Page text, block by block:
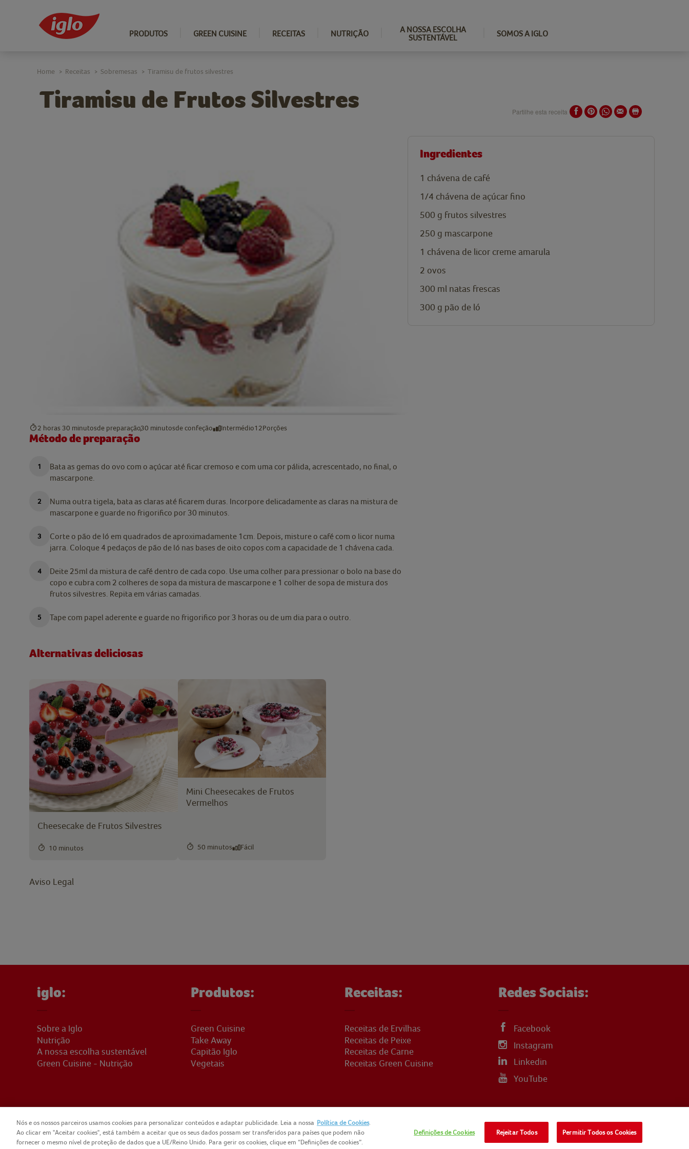
PRODUTOS GREEN CUISINE RECEITAS NUTRIÇÃO
A NOSSA ESCOLHA
SUSTENTÁVEL
SOMOS A IGLO
Tiramisu de Frutos Silvestres Partilhe esta receita
Home > Receitas > Sobremesas > Tiramisu de frutos silvestres
2 horas 30 minutosde preparação30 minutosde confeção Intermédio12Porções
Método de preparação
Bata as gemas do ovo com o açúcar até ficar cremoso e com uma cor pálida, acrescentado, no final, o
mascarpone.
Numa outra tigela, bata as claras até ficarem duras. Incorpore delicadamente as claras na mistura de
mascarpone e guarde no frigorifico por 30 minutos.
Corte o pão de ló em quadrados de aproximadamente 1cm. Depois, misture o café com o licor numa
jarra. Coloque 4 pedaços de pão de ló nas bases de oito copos com a capacidade de 1 chávena cada.
Deite 25ml da mistura de café dentro de cada copo. Use uma colher para pressionar o bolo na base do
copo e cubra com 2 colheres de sopa da mistura de mascarpone e 1 colher de sopa de mistura dos
frutos silvestres. Repita em várias camadas.
Tape com papel aderente e guarde no frigorifico por 3 horas ou de um dia para o outro.
Ingredientes
1 chávena de café
1/4 chávena de açúcar fino
500 g frutos silvestres
250 g mascarpone
1 chávena de licor creme amarula
2 ovos
300 ml natas frescas
300 g pão de ló
Alternativas deliciosas
Cheesecake de Frutos Silvestres
10 minutos
Mini Cheesecakes de Frutos
Vermelhos
50 minutos Fácil
Aviso Legal
iglo:
Sobre a Iglo
Nutrição
A nossa escolha sustentável
Green Cuisine - Nutrição
Produtos:
Green Cuisine
Take Away
Capitão Iglo
Vegetais
Receitas:
Receitas de Ervilhas
Receitas de Peixe
Receitas de Carne
Receitas Green Cuisine
Redes Sociais:
Facebook
Instagram
Linkedin
YouTube
COPYRIGHT IGLO PORTUGAL 2025 CONTACTOS NOMAD FOODSSITEMAP POLÍTICA DE PRIVACIDADEPOLITICA-DE-COOKIES
Nós e os nossos parceiros usamos cookies para personalizar conteúdos e adaptar publicidade. Leia a nossa Política de Cookies.
Ao clicar em "Aceitar cookies", está também a aceitar que os seus dados possam ser transferidos para países que podem não
fornecer o mesmo nível de proteção de dados que a UE/Reino Unido. Para gerir os cookies, clique em “Definições de cookies”.
Definições de Cookies Rejeitar Todos Permitir Todos os Cookies